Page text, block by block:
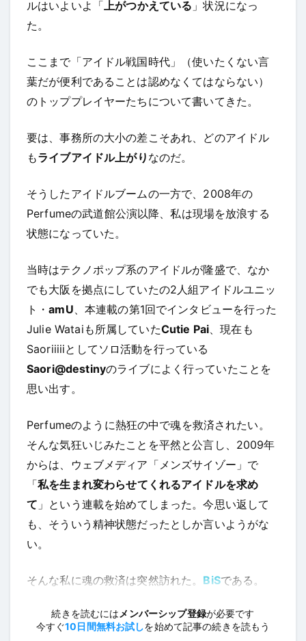
ルはいよいよ「上がつかえている 」状況になっ
た。
ここまで「アイドル戦国時代」（使いたくない言
葉だが便利であることは認めなくてはならない）
のトッププレイヤーたちについて書いてきた。
要は、事務所の大小の差こそあれ、どのアイドル
もライブアイドル上がり なのだ。
そうしたアイドルブームの一方で、2008年の
Perfumeの武道館公演以降、私は現場を放浪する
状態になっていた。
当時はテクノポップ系のアイドルが隆盛で、なか
でも大阪を拠点にしていたの2人組アイドルユニッ
ト・amU、本連載の第1回でインタビューを行った
Julie Wataiも所属していたCutie Pai、現在も
Saoriiiiiとしてソロ活動を行っている
Saori@destinyのライブによく行っていたことを
思い出す。
Perfumeのように熱狂の中で魂を救済されたい。
そんな気狂いじみたことを平然と公言し、2009年
からは、ウェブメディア「メンズサイゾー」で
「私を生まれ変わらせてくれるアイドルを求め
て 」という連載を始めてしまった。今思い返して
も、そういう精神状態だったとしか言いようがな
い。
そんな私に魂の救済は突然訪れた。 BiSである。
続きを読むには メンバーシップ登録が必要です
今すぐ10日間無料お試しを始めて記事の続きを読もう